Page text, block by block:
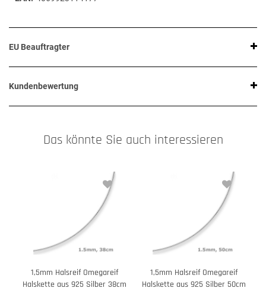
EU Beauftragter
Kundenbewertung
Das könnte Sie auch interessieren
1,5mm Halsreif Omegareif
Halskette aus 925 Silber 38cm
1,5mm Halsreif Omegareif
Halskette aus 925 Silber 50cm